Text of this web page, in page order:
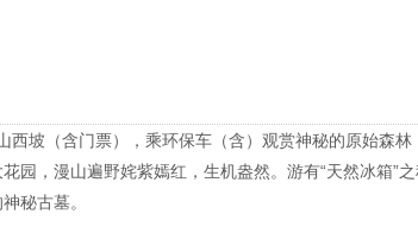
坡（含门票），乘环保车（含）观赏神秘的原始森林
园，漫山遍野姹紫嫣红，生机盎然。游有“天然冰箱”
秘古墓。